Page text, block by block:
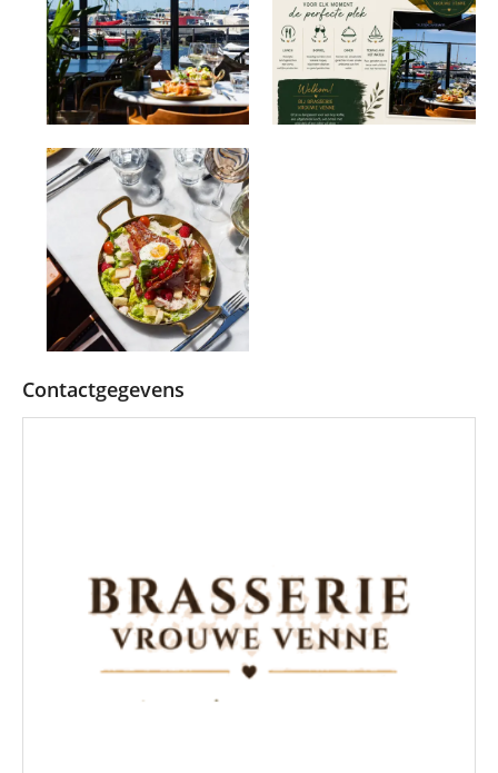
Contactgegevens